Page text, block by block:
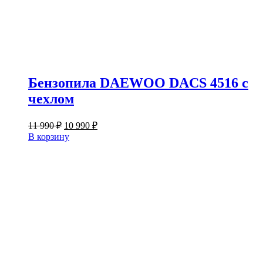
Бензопила DAEWOO DACS 4516 с
чехлом
11 990₽ Первоначальная
цена
составляла
10 990 ₽Текущая
В корзину